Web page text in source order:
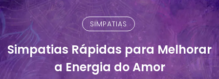
SIMPATIAS
Simpatias Rápidas para Melhorar
a Energia do Amor